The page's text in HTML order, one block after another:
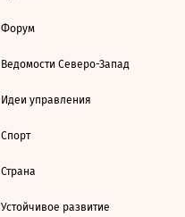
Форум
Ведомости Северо-Запад
Идеи управления
Спорт
Страна
Устойчивое развитие